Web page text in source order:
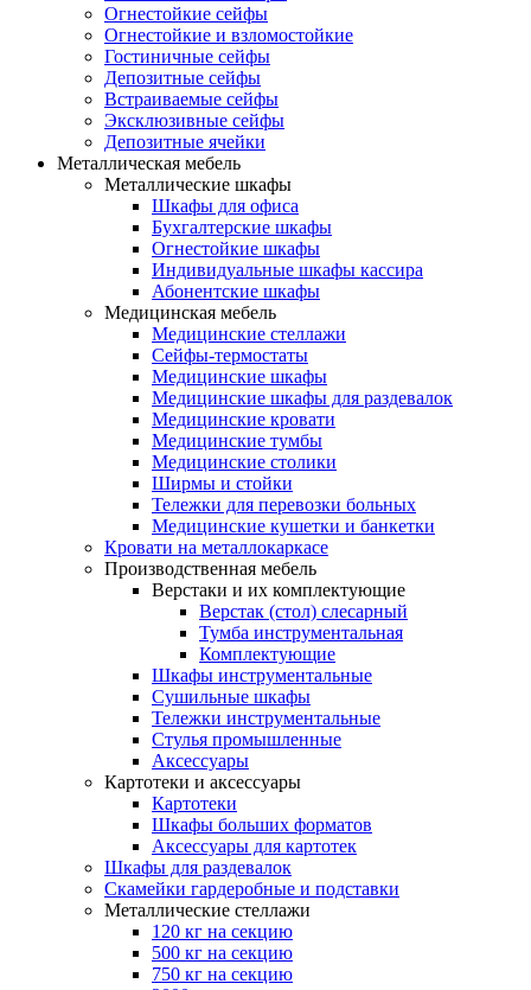
Огнестойкие сейфы
Огнестойкие и взломостойкие
Гостиничные сейфы
Депозитные сейфы
Встраиваемые сейфы
Эксклюзивные сейфы
Депозитные ячейки
Металлическая мебель
Металлические шкафы
Шкафы для офиса
Бухгалтерские шкафы
Огнестойкие шкафы
Индивидуальные шкафы кассира
Абонентские шкафы
Медицинская мебель
Медицинские стеллажи
Сейфы-термостаты
Медицинские шкафы
Медицинские шкафы для раздевалок
Медицинские кровати
Медицинские тумбы
Медицинские столики
Ширмы и стойки
Тележки для перевозки больных
Медицинские кушетки и банкетки
Кровати на металлокаркасе
Производственная мебель
Верстаки и их комплектующие
Верстак (стол) слесарный
Тумба инструментальная
Комплектующие
Шкафы инструментальные
Сушильные шкафы
Тележки инструментальные
Стулья промышленные
Аксессуары
Картотеки и аксессуары
Картотеки
Шкафы больших форматов
Аксессуары для картотек
Шкафы для раздевалок
Скамейки гардеробные и подставки
Металлические стеллажи
120 кг на секцию
500 кг на секцию
750 кг на секцию